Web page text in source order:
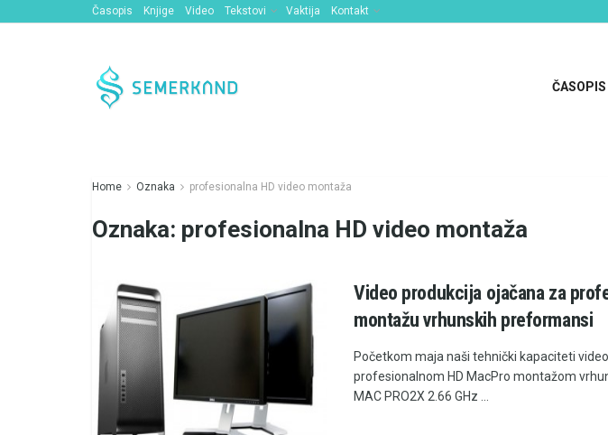
Časopis Knjige Video Tekstovi Vaktija Kontakt
ČASOPIS
Home Oznaka profesionalna HD video montaža
Oznaka: profesionalna HD video montaža
Video produkcija ojačana za
montažu vrhunskih preformansi
Početkom maja naši tehnički kapaciteti
profesionalnom HD MacPro montažom
MAC PRO2X 2.66 GHz ...